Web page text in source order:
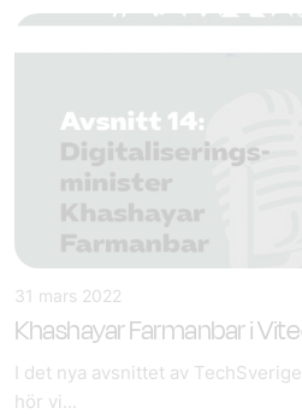
31 mars 2022
Khashayar Farmanbar i
I det nya avsnittet av
hör vi...